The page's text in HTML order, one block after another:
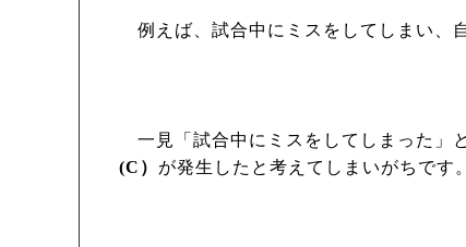
例えば、試合中にミスをしてしまい、
一見「試合中にミスをしてしまった」
(C ） が発生したと考えてしまいがちです。